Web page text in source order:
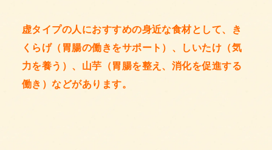
虚タイプの人におすすめの身近な食材として、き
くらげ（胃腸の働きをサポート）、しいたけ（気
力を養う）、山芋（胃腸を整え、消化を促進する
働き）などがあります。